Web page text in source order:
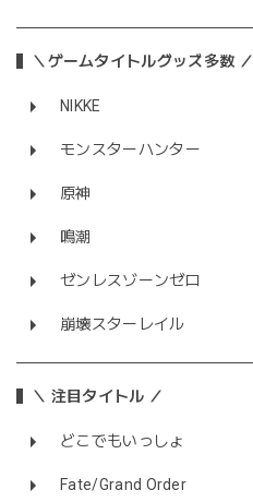
＼ゲームタイトルグッズ多数 ／
NIKKE
モンスターハンター
原神
鳴潮
ゼンレスゾーンゼロ
崩壊スターレイル
＼ 注目タイトル ／
どこでもいっしょ
Fate/Grand Order